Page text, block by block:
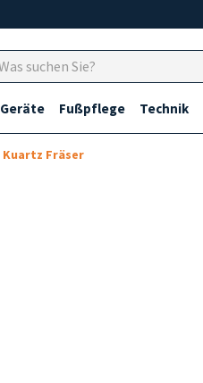
Geräte Fußpflege Technik
Kuartz Fräser